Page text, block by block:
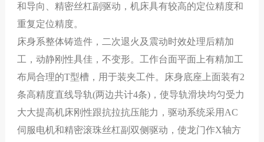
和导向、精密丝杠副驱动，机床具有较高的定位精度和
重复定位精度。
床身系整体铸造件，二次退 火及震动时效处理后精加
工，动静刚性具佳，不变形。工作台面平面上有精加工
布局合理的T型槽 ，用于装夹工件。 床身底座上面装有2
条高精度直线导轨(两边共计4条)，使导轨滑块均匀受力
大大提高机床刚性跟抗拉抗压能力， 驱动系统采用 AC
伺服电机和精密滚珠丝杠副双侧驱动，使龙门作X轴方